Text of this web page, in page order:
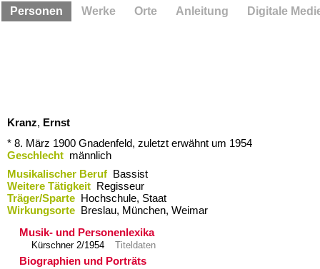
Kranz, Ernst
* 8. März 1900 Gnadenfeld, zuletzt erwähnt um 1954
Geschlecht männlich
Musikalischer Beruf Bassist
Weitere Tätigkeit Regisseur
Träger/Sparte Hochschule, Staat
Wirkungsorte Breslau,​ München,​ Weimar
Musik- und Personenlexika
Kürschner 2/1954 Titeldaten
Biographien und Porträts
Personen Werke Orte Anleitung Digitale